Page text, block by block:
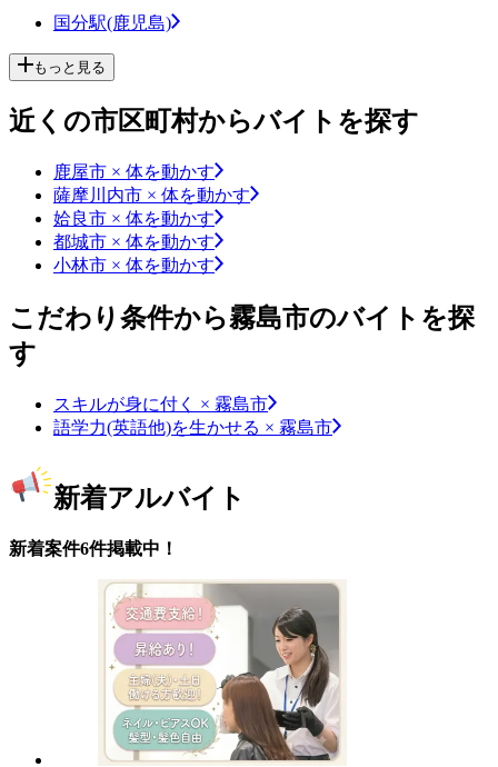
国分駅(鹿児島)
もっと見る
近くの市区町村からバイトを探す
鹿屋市 × 体を動かす
薩摩川内市 × 体を動かす
姶良市 × 体を動かす
都城市 × 体を動かす
小林市 × 体を動かす
こだわり条件から霧島市のバイトを探
す
スキルが身に付く × 霧島市
語学力(英語他)を生かせる × 霧島市
新着アルバイト
新着案件6件掲載中！